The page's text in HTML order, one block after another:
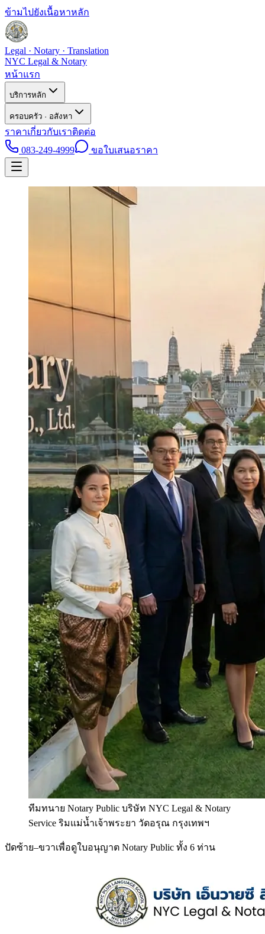
ข้ามไปยังเนื้อหาหลัก
Legal · Notary · Translation
NYC Legal & Notary
หน้าแรก
บริการหลัก
ครอบครัว · อสังหา
ราคาเกี่ยวกับเราติดต่อ
083-249-4999
ขอใบเสนอราคา
ทีมทนาย Notary Public บริษัท NYC Legal & Notary
Service ริมแม่น้ำเจ้าพระยา วัดอรุณ กรุงเทพฯ
ปัดซ้าย–ขวาเพื่อดูใบอนุญาต Notary Public ทั้ง 6 ท่าน